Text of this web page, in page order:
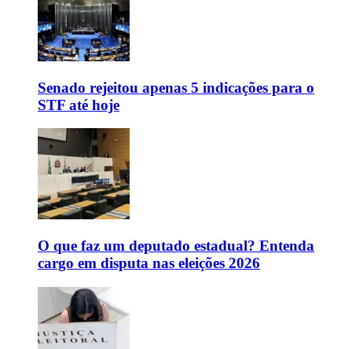
Senado rejeitou apenas 5 indicações para o
STF até hoje
O que faz um deputado estadual? Entenda
cargo em disputa nas eleições 2026